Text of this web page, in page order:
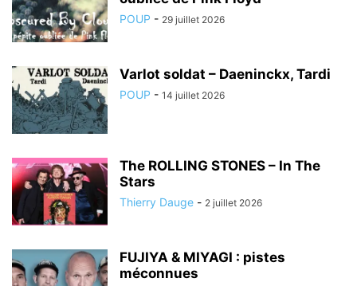
POUP - 29 juillet 2026
Varlot soldat – Daeninckx, Tardi
POUP - 14 juillet 2026
The ROLLING STONES – In The
Stars
Thierry Dauge - 2 juillet 2026
FUJIYA & MIYAGI : pistes
méconnues